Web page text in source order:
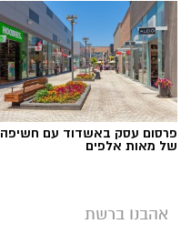
פרסום עסק באשדוד עם חשיפה
של מאות אלפים
אהבנו ברשת